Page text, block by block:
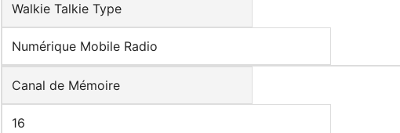
Walkie Talkie Type
Numérique Mobile Radio
Canal de Mémoire
16